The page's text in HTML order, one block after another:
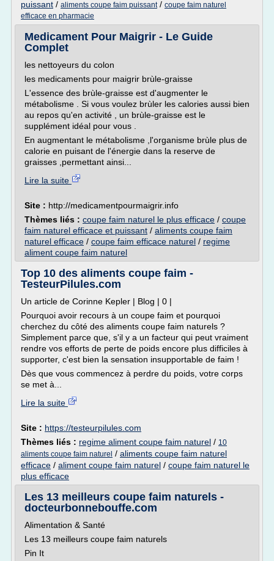
puissant / aliments coupe faim puissant/ coupe faim naturel
efficace en pharmacie
Medicament Pour Maigrir - Le Guide
Complet
les nettoyeurs du colon
les medicaments pour maigrir brùle-graisse
L'essence des brùle-graisse est d'augmenter le
métabolisme . Si vous voulez brùler les calories aussi bien
au repos qu'en activité , un brùle-graisse est le
supplément idéal pour vous .
En augmentant le métabolisme ,l'organisme brùle plus de
calorie en puisant de l'énergie dans la reserve de
graisses ,permettant ainsi...
Lire la suite
Site : http://medicamentpourmaigrir.info
Thèmes liés : coupe faim naturel le plus efficace / coupe
faim naturel efficace et puissant / aliments coupe faim
naturel efficace / coupe faim efficace naturel / regime
aliment coupe faim naturel
Top 10 des aliments coupe faim -
TesteurPilules.com
Un article de Corinne Kepler | Blog | 0 |
Pourquoi avoir recours à un coupe faim et pourquoi
cherchez du côté des aliments coupe faim naturels ?
Simplement parce que, s'il y a un facteur qui peut vraiment
rendre vos efforts de perte de poids encore plus difficiles à
supporter, c'est bien la sensation insupportable de faim !
Dès que vous commencez à perdre du poids, votre corps
se met à...
Lire la suite
Site : https://testeurpilules.com
Thèmes liés : regime aliment coupe faim naturel / 10
aliments coupe faim naturel / aliments coupe faim naturel
efficace / aliment coupe faim naturel / coupe faim naturel le
plus efficace
Les 13 meilleurs coupe faim naturels -
docteurbonnebouffe.com
Alimentation & Santé
Les 13 meilleurs coupe faim naturels
Pin It